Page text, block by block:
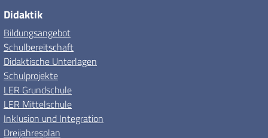
Didaktik
Bildungsangebot
Schulbereitschaft
Didaktische Unterlagen
Schulprojekte
LER Grundschule
LER Mittelschule
Inklusion und Integration
Dreijahresplan